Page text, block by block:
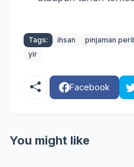
Tags: ihsan pinjaman
yir
Facebook
You might like